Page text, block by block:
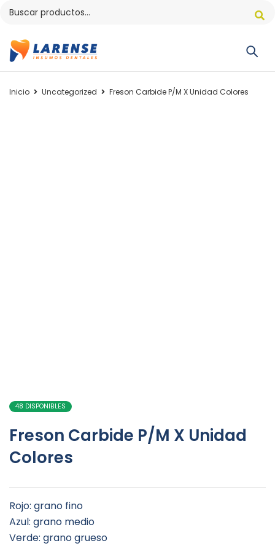
Inicio Uncategorized Freson Carbide P/M X Unidad Colores
48 DISPONIBLES
Freson Carbide P/M X Unidad
Colores
Rojo: grano fino
Azul: grano medio
Verde: grano grueso